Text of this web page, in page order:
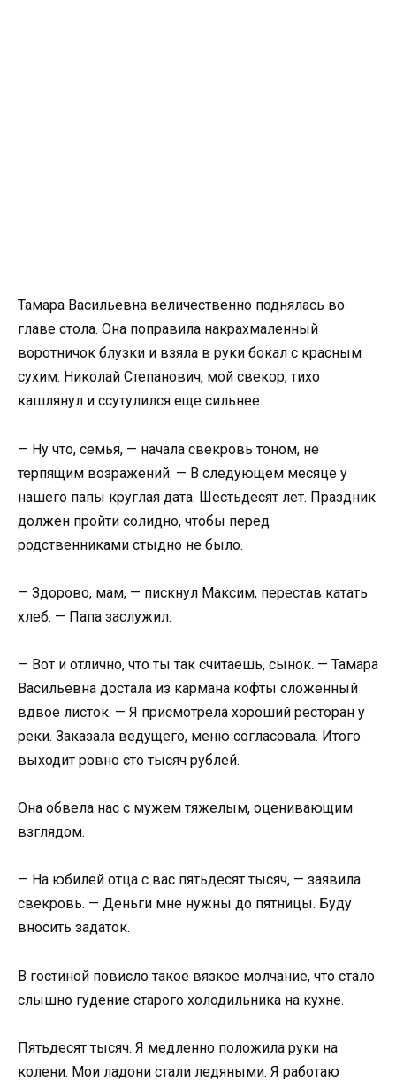
Тамара Васильевна величественно поднялась во
главе стола. Она поправила накрахмаленный
воротничок блузки и взяла в руки бокал с красным
сухим. Николай Степанович, мой свекор, тихо
кашлянул и ссутулился еще сильнее.
— Ну что, семья, — начала свекровь тоном, не
терпящим возражений. — В следующем месяце у
нашего папы круглая дата. Шестьдесят лет. Праздник
должен пройти солидно, чтобы перед
родственниками стыдно не было.
— Здорово, мам, — пискнул Максим, перестав катать
хлеб. — Папа заслужил.
— Вот и отлично, что ты так считаешь, сынок. — Тамара
Васильевна достала из кармана кофты сложенный
вдвое листок. — Я присмотрела хороший ресторан у
реки. Заказала ведущего, меню согласовала. Итого
выходит ровно сто тысяч рублей.
Она обвела нас с мужем тяжелым, оценивающим
взглядом.
— На юбилей отца с вас пятьдесят тысяч, — заявила
свекровь. — Деньги мне нужны до пятницы. Буду
вносить задаток.
В гостиной повисло такое вязкое молчание, что стало
слышно гудение старого холодильника на кухне.
Пятьдесят тысяч. Я медленно положила руки на
колени. Мои ладони стали ледяными. Я работаю